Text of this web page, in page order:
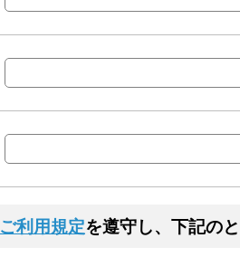
ご利用規定を遵守し、下記の